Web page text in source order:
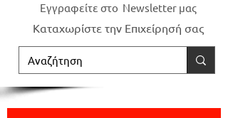
Καταχωρίστε την Επιχείρησή σας
Εγγραφείτε στο Newsletter μας